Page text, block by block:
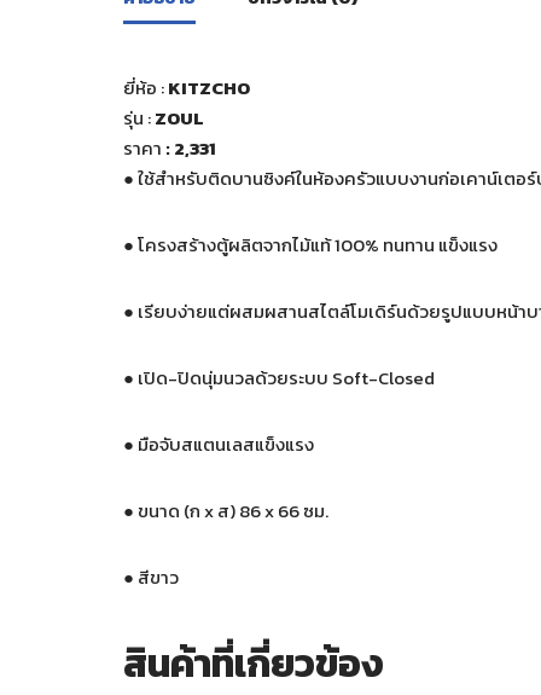
ยี่ห้อ :KITZCHO
รุ่น :ZOUL
ราคา : 2,331
●ใช้สำหรับติดบานซิงค์ในห้องครัวแบบงานก่อเคาน์เตอ
●โครงสร้างตู้ผลิตจากไม้แท้ 100% ทนทาน แข็งแรง
● เรียบง่ายแต่ผสมผสานสไตล์โมเดิร์นด้วยรูปแบบหน้า
● เปิด-ปิดนุ่มนวลด้วยระบบ Soft-Closed
● มือจับสแตนเลสแข็งแรง
● ขนาด (ก x ส) 86 x 66 ซม.
● สีขาว
สินค้าที่เกี่ยวข้อง